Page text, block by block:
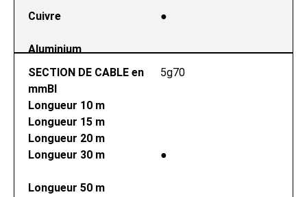
Cuivre ●
Aluminium
SECTION DE CABLE en
mmВІ
5g70
Longueur 10 m
Longueur 15 m
Longueur 20 m
Longueur 30 m
●
Longueur 50 m